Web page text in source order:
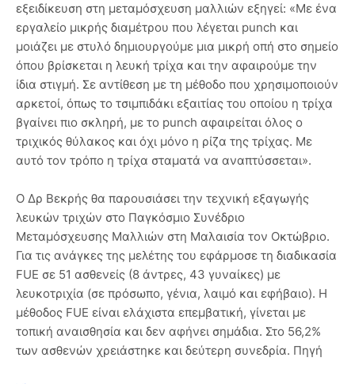
εξειδίκευση στη μεταμόσχευση μαλλιών εξηγεί: «Με ένα
εργαλείο μικρής διαμέτρου που λέγεται punch και
μοιάζει με στυλό δημιουργούμε μια μικρή οπή στο σημείο
όπου βρίσκεται η λευκή τρίχα και την αφαιρούμε την
ίδια στιγμή. Σε αντίθεση με τη μέθοδο που χρησιμοποιούν
αρκετοί, όπως το τσιμπιδάκι εξαιτίας του οποίου η τρίχα
βγαίνει πιο σκληρή, με το punch αφαιρείται όλος ο
τριχικός θύλακος και όχι μόνο η ρίζα της τρίχας. Με
αυτό τον τρόπο η τρίχα σταματά να αναπτύσσεται».
Ο Δρ Βεκρής θα παρουσιάσει την τεχνική εξαγωγής
λευκών τριχών στο Παγκόσμιο Συνέδριο
Μεταμόσχευσης Μαλλιών στη Μαλαισία τον Οκτώβριο.
Για τις ανάγκες της μελέτης του εφάρμοσε τη διαδικασία
FUE σε 51 ασθενείς (8 άντρες, 43 γυναίκες) με
λευκοτριχία (σε πρόσωπο, γένια, λαιμό και εφήβαιο). Η
μέθοδος FUE είναι ελάχιστα επεμβατική, γίνεται με
τοπική αναισθησία και δεν αφήνει σημάδια. Στο 56,2%
των ασθενών χρειάστηκε και δεύτερη συνεδρία. Πηγή